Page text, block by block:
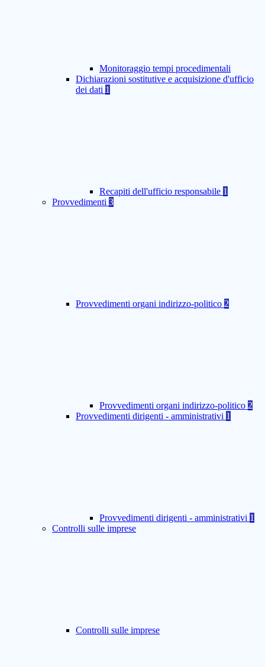
Monitoraggio tempi procedimentali
Dichiarazioni sostitutive e acquisizione d'ufficio
dei dati 1
Recapiti dell'ufficio responsabile 1
Provvedimenti 3
Provvedimenti organi indirizzo-politico 2
Provvedimenti organi indirizzo-politico 2
Provvedimenti dirigenti - amministrativi 1
Provvedimenti dirigenti - amministrativi 1
Controlli sulle imprese
Controlli sulle imprese